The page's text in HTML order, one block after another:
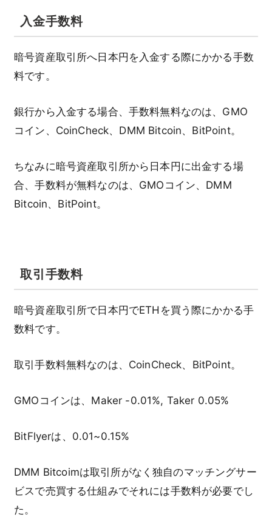
入金手数料
暗号資産取引所へ日本円を入金する際にかかる手数
料です。
銀行から入金する場合、手数料無料なのは、GMO
コイン、CoinCheck、DMM Bitcoin、BitPoint。
ちなみに暗号資産取引所から日本円に出金する場
合、手数料が無料なのは、GMOコイン、DMM
Bitcoin、BitPoint。
取引手数料
暗号資産取引所で日本円でETHを買う際にかかる手
数料です。
取引手数料無料なのは、CoinCheck、BitPoint。
GMOコインは、Maker -0.01%, Taker 0.05%
BitFlyerは、0.01~0.15%
DMM Bitcoimは取引所がなく独自のマッチングサー
ビスで売買する仕組みでそれには手数料が必要でし
た。